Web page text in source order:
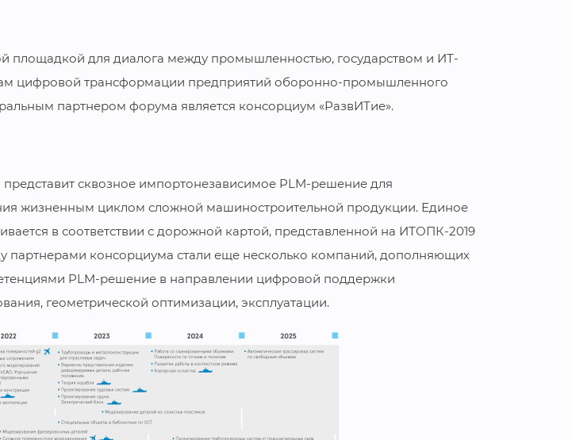
площадкой для диалога между промышленностью, государством и ИТ-
цифровой трансформации предприятий оборонно-промышленного
партнером форума является консорциум «РазвИТие».
сквозное импортонезависимое PLM-решение для
жизненным циклом сложной машиностроительной продукции. Единое
в соответствии с дорожной картой, представленной на ИТОПК-2019
партнерами консорциума стали еще несколько компаний, дополняющих
PLM-решение в направлении цифровой поддержки
геометрической оптимизации, эксплуатации.